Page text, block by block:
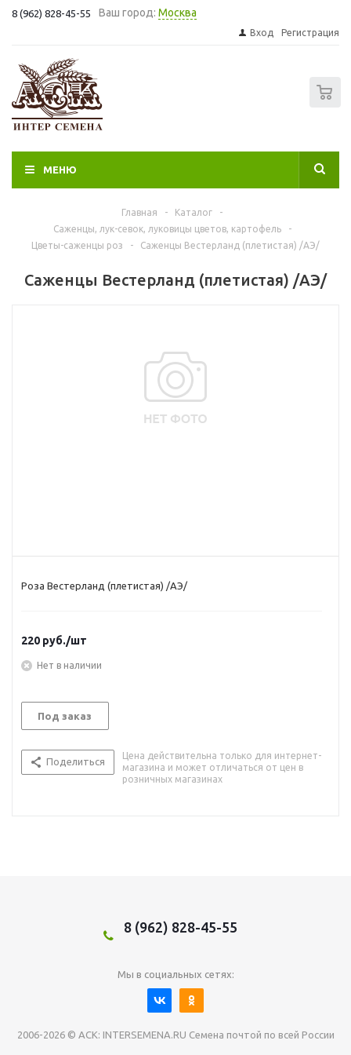
8 (962) 828-45-55 Ваш город: Москва
Вход Регистрация
МЕНЮ
Главная - Каталог
-
Саженцы, лук-севок, луковицы цветов, картофель
-
Цветы-саженцы роз
- Саженцы Вестерланд (плетистая) /АЭ/
Саженцы Вестерланд (плетистая) /АЭ/
Роза Вестерланд (плетистая) /АЭ/
220 руб./шт
Нет в наличии
Под заказ
Поделиться
Цена действительна только для интернет-
магазина и может отличаться от цен в
розничных магазинах
8 (962) 828-45-55
Мы в социальных сетях:
2006-2026 © АСК: INTERSEMENA.RU Семена почтой по всей России